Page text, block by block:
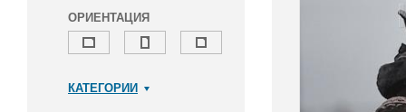
ОРИЕНТАЦИЯ
КАТЕГОРИИ